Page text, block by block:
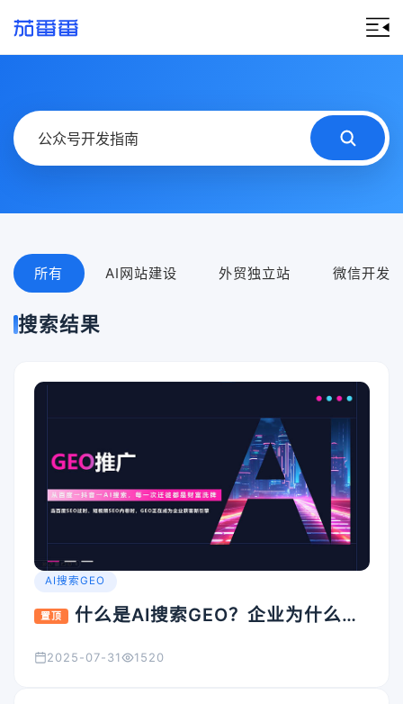
所有 AI网站建设 外贸独立站 微信开发
搜索结果
AI搜索GEO
置顶
什么是AI搜索GEO？企业为什么要
2025-07-31 1520